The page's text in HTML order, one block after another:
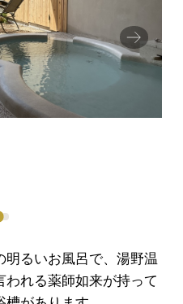
Next
明るいお風呂で、湯野温
れる薬師如来が持って